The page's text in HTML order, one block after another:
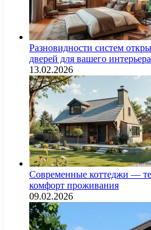
Разновидности систем
дверей для вашего интерьера
13.02.2026
Современные коттеджи —
комфорт проживания
09.02.2026